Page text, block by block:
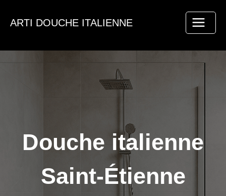
ARTI DOUCHE ITALIENNE
Douche italienne
Saint-Étienne